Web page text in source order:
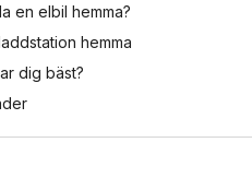
en elbil hemma?
hemma
dig bäst?